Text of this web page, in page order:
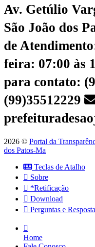
Av. Getúlio
São João dos
de
feira: 07:00 às
para contato:
(99)35512229
2026 © Portal da
dos Patos-Ma
Teclas de Atalho
Sobre
*Retificação
Download
Perguntas e
Home